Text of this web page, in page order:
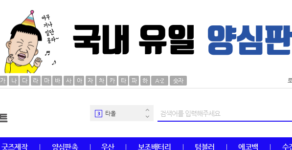
가 나 다 라 마 바 사 아 자 차 카 타 파 하 A-Z 숫자
AP-100106
3 타올
굿즈제작 양심판촉 우산 보조배터리 텀블러 에코백 수